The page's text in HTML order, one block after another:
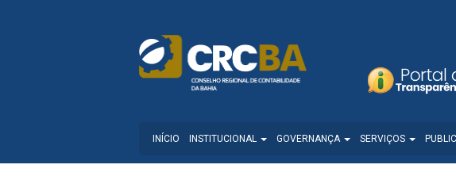
INÍCIO INSTITUCIONAL GOVERNANÇA SERVIÇOS